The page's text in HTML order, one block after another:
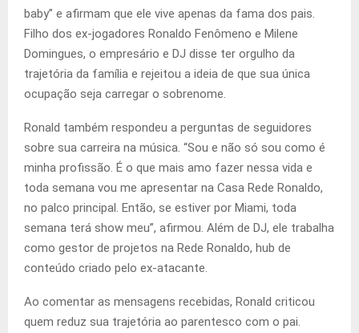
baby” e afirmam que ele vive apenas da fama dos pais.
Filho dos ex-jogadores Ronaldo Fenômeno e Milene
Domingues, o empresário e DJ disse ter orgulho da
trajetória da família e rejeitou a ideia de que sua única
ocupação seja carregar o sobrenome.
Ronald também respondeu a perguntas de seguidores
sobre sua carreira na música. “Sou e não só sou como é
minha profissão. É o que mais amo fazer nessa vida e
toda semana vou me apresentar na Casa Rede Ronaldo,
no palco principal. Então, se estiver por Miami, toda
semana terá show meu”, afirmou. Além de DJ, ele trabalha
como gestor de projetos na Rede Ronaldo, hub de
conteúdo criado pelo ex-atacante.
Ao comentar as mensagens recebidas, Ronald criticou
quem reduz sua trajetória ao parentesco com o pai.